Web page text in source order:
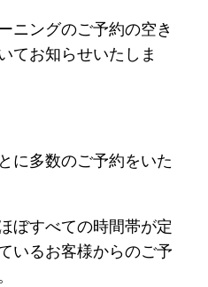
ニングのご予約の空き
てお知らせいたしま
に多数のご予約をいた
ぼすべての時間帯が定
いるお客様からのご予